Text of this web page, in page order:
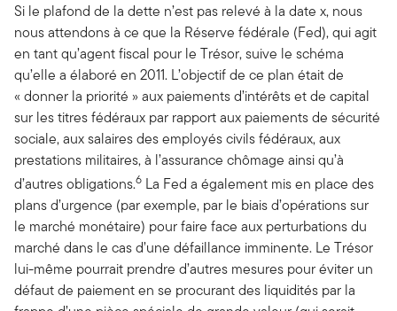
Si le plafond de la dette n’est pas relevé à la date x, nous
nous attendons à ce que la Réserve fédérale (Fed), qui agit
en tant qu’agent fiscal pour le Trésor, suive le schéma
qu’elle a élaboré en 2011. L’objectif de ce plan était de
« donner la priorité » aux paiements d’intérêts et de capital
sur les titres fédéraux par rapport aux paiements de sécurité
sociale, aux salaires des employés civils fédéraux, aux
prestations militaires, à l’assurance chômage ainsi qu’à
d’autres obligations.6 La Fed a également mis en place des
plans d’urgence (par exemple, par le biais d’opérations sur
le marché monétaire) pour faire face aux perturbations du
marché dans le cas d’une défaillance imminente. Le Trésor
lui-même pourrait prendre d’autres mesures pour éviter un
défaut de paiement en se procurant des liquidités par la